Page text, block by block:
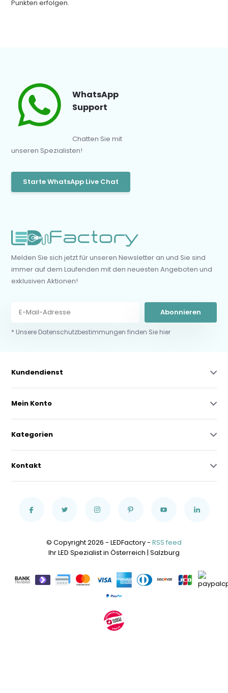
Punkten erfolgen.
WhatsApp
Support
Chatten Sie mit
unseren Spezialisten!
Starte WhatsApp Live Chat
Melden Sie sich jetzt für unseren Newsletter an und Sie sind
immer auf dem Laufenden mit den neuesten Angeboten und
exklusiven Aktionen!
Abonnieren
* Unsere Datenschutzbestimmungen finden Sie hier
Kundendienst
Mein Konto
Kategorien
Kontakt
© Copyright 2026 - LEDFactory - RSS feed
Ihr LED Spezialist in Österreich | Salzburg